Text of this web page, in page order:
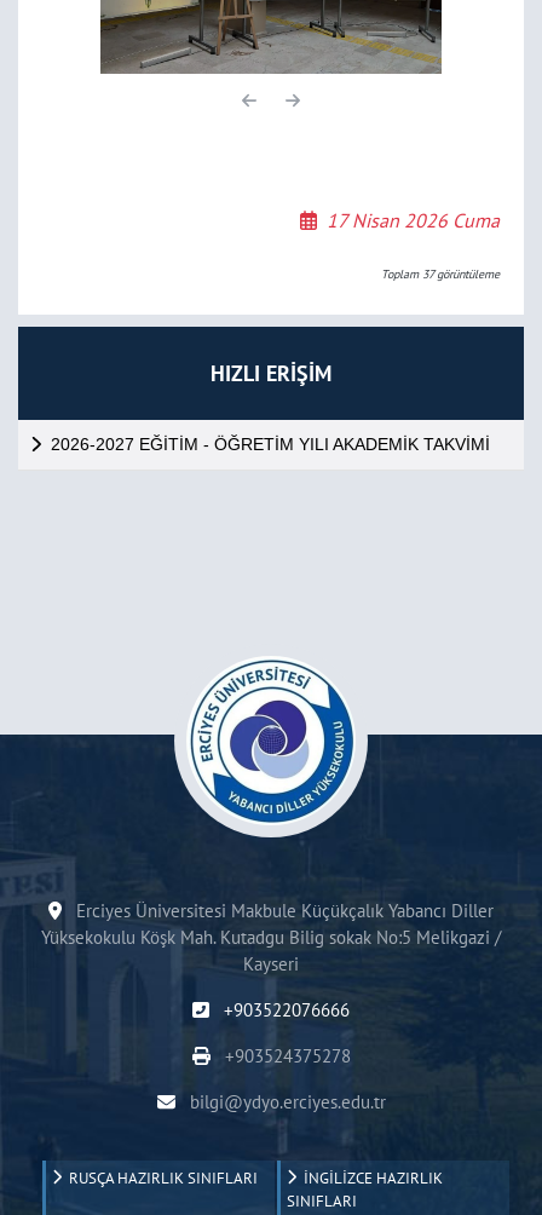
HIZLI ERİŞİM
2026-2027 EĞİTİM - ÖĞRETİM YILI AKADEMİK TAKVİMİ
17 Nisan 2026 Cuma
Toplam 37görüntüleme
Erciyes Üniversitesi Makbule Küçükçalık Yabancı Diller
Yüksekokulu Köşk Mah. Kutadgu Bilig sokak No:5 Melikgazi /
Kayseri
+903522076666
+903524375278
bilgi@ydyo.erciyes.edu.tr
RUSÇA HAZIRLIK SINIFLARI
İNGİLİZCE HAZIRLIK
SINIFLARI